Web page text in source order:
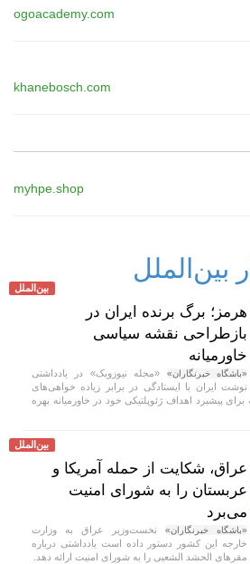
ogoacademy.com
khanebosch.com
myhpe.shop
بین‌الملل
بین‌الملل
هرمز؛ برگ برنده ایران در
بازطراحی نقشه سیاسی
خاورمیانه
«باشگاه خبرنگاران» «مجله نیوزویک» در یادداشتی
نوشت ایران با ایستادگی در برابر زیاده خواهی‌های
پیشبرد اهداف ژئوپلتیکی خود در خاورمیانه بهره
بین‌الملل
عراق، شکایت از حمله آمریکا و
عربستان را به شورای امنیت
می‌برد
«باشگاه خبرنگاران» نخست‌وزیر عراق به وزارت
خارجه این کشور دستور داده است یادداشتی درباره
الحشد الشعبی را به شورای امنیت ارائه دهد.